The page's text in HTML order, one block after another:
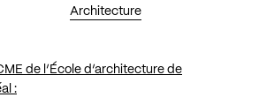
Architecture
de l’École d’architecture de
: